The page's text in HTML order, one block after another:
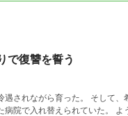
で復讐を誓う
癒やしの力」に目覚めた二年後、本
うやくここを出て、本当の両親に会えると思